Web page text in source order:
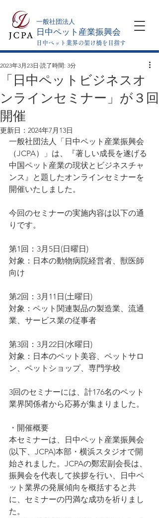
​一般社団法人
日中ペット産業振興会
日中ペット業界の架け橋を目指す
「日中ペットビジネスオ
ンラインセミナー」が３回
開催
2023年3月23日 読了時間: 3分
更新日： 2024年7月13日
一般社団法人「日中ペット産業振興会
（JCPA）」は、『著しい成長を遂げる
中国ペット産業の現状とビジネスチャ
ンス』と題したオンラインセミナーを
開催いたしました。
今回のセミナーの実施内容は以下の通
りです。
第1回：3月5日(日曜日)
対象：日本の動物病院経営者、獣医師
向け
第2回：3月11日(土曜日)
対象：ペット関連製品の製造業、流通
業、サービス業の従事者
第3回：3月22日(水曜日)
対象：日本のペット美容、ペットサロ
ン、ペットショップ、専門学校
3回のセミナーには、計176名のペット
業界関係者から応募が集まりました。
・開催概要
本セミナーは、日中ペット産業振興会
(以下、JCPA)本部・横浜スタジオで開
始されました。JCPAの鄭宏副会長は、
振興会を代表して挨拶を行い、日中ペ
ット業界の発展傾向を概括すると共
に、セミナーの円満な成功を祈りまし
た。